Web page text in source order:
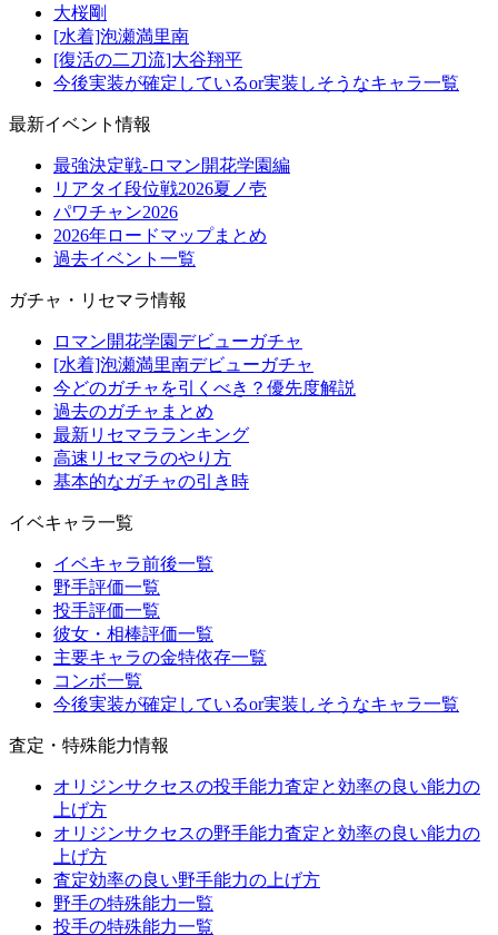
大桜剛
[水着]泡瀬満里南
[復活の二刀流]大谷翔平
今後実装が確定しているor実装しそうなキャラ一覧
最新イベント情報
最強決定戦-ロマン開花学園編
リアタイ段位戦2026夏ノ壱
パワチャン2026
2026年ロードマップまとめ
過去イベント一覧
ガチャ・リセマラ情報
ロマン開花学園デビューガチャ
[水着]泡瀬満里南デビューガチャ
今どのガチャを引くべき？優先度解説
過去のガチャまとめ
最新リセマラランキング
高速リセマラのやり方
基本的なガチャの引き時
イベキャラ一覧
イベキャラ前後一覧
野手評価一覧
投手評価一覧
彼女・相棒評価一覧
主要キャラの金特依存一覧
コンボ一覧
今後実装が確定しているor実装しそうなキャラ一覧
査定・特殊能力情報
オリジンサクセスの投手能力査定と効率の良い能力の
上げ方
オリジンサクセスの野手能力査定と効率の良い能力の
上げ方
査定効率の良い野手能力の上げ方
野手の特殊能力一覧
投手の特殊能力一覧